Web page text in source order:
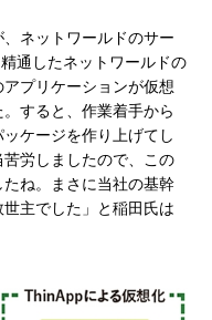
ネットワールドのサー
通したネットワールドの
プリケーションが仮想
すると、作業着手から
ケージを作り上げてし
労しましたので、この
ね。まさに当社の基幹
主でした」と稲田氏は